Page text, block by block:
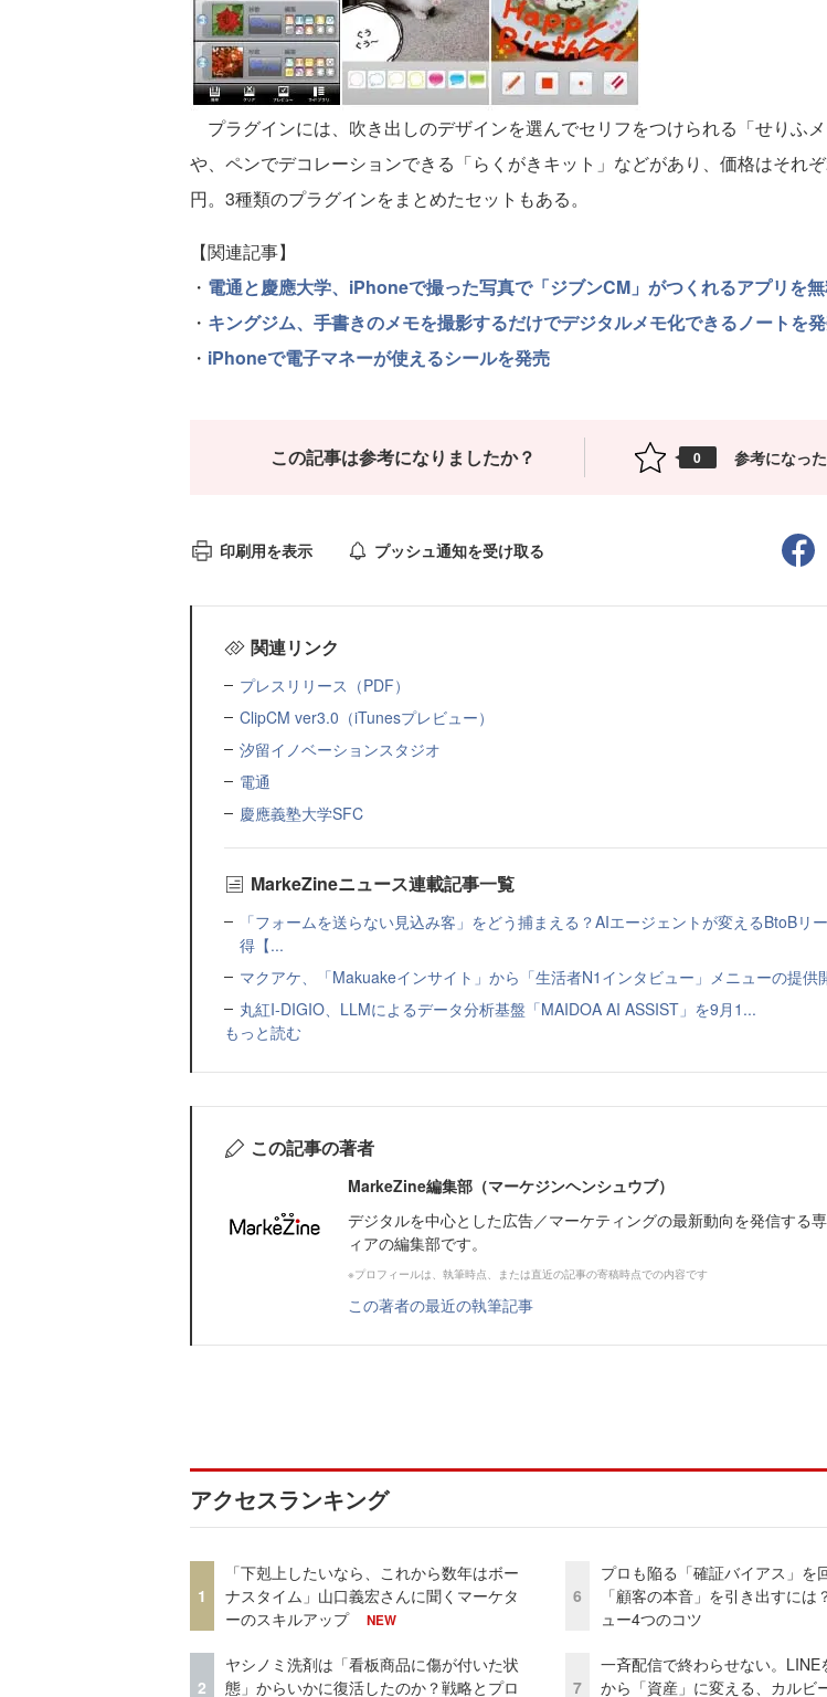
プラグインには、吹き出しのデザインを選んでセリフをつけられる「せりふメ
や、ペンでデコレーションできる「らくがきキット」などがあり、価格はそれ
円。3種類のプラグインをまとめたセットもある。
【関連記事】
・ 電通と慶應大学、iPhoneで撮った写真で「ジブンCM」がつくれるアプリを
・ キングジム、手書きのメモを撮影するだけでデジタルメモ化できるノートを
・ iPhoneで電子マネーが使えるシールを発売
この記事は参考になりましたか？ 0 参考になった
印刷用を表示 プッシュ通知を受け取る
関連リンク
プレスリリース（PDF）
ClipCM ver3.0（iTunesプレビュー）
汐留イノベーションスタジオ
電通
慶應義塾大学SFC
MarkeZineニュース連載記事一覧
「フォームを送らない見込み客」をどう捕まえる？AIエージェントが変えるBtoBリ
得【...
マクアケ、「Makuakeインサイト」から「生活者N1インタビュー」メニューの提供
丸紅I-DIGIO、LLMによるデータ分析基盤「MAIDOA AI ASSIST」を9月1...
もっと読む
この記事の著者
MarkeZine編集部（マーケジンヘンシュウブ）
デジタルを中心とした広告／マーケティングの最新動向を発信する
ィアの編集部です。
※プロフィールは、執筆時点、または直近の記事の寄稿時点での内容です
この著者の最近の執筆記事
アクセスランキング
1
「下剋上したいなら、これから数年はボー
ナスタイム」山口義宏さんに聞くマーケタ
ーのスキルアップ
NEW
2
ヤシノミ洗剤は「看板商品に傷が付いた状
態」からいかに復活したのか？戦略とプロ
6
プロも陥る「確証バイアス」を
「顧客の本音」を引き出すには
ュー4つのコツ
7
一斉配信で終わらせない。LINE
から「資産」に変える、カルビ